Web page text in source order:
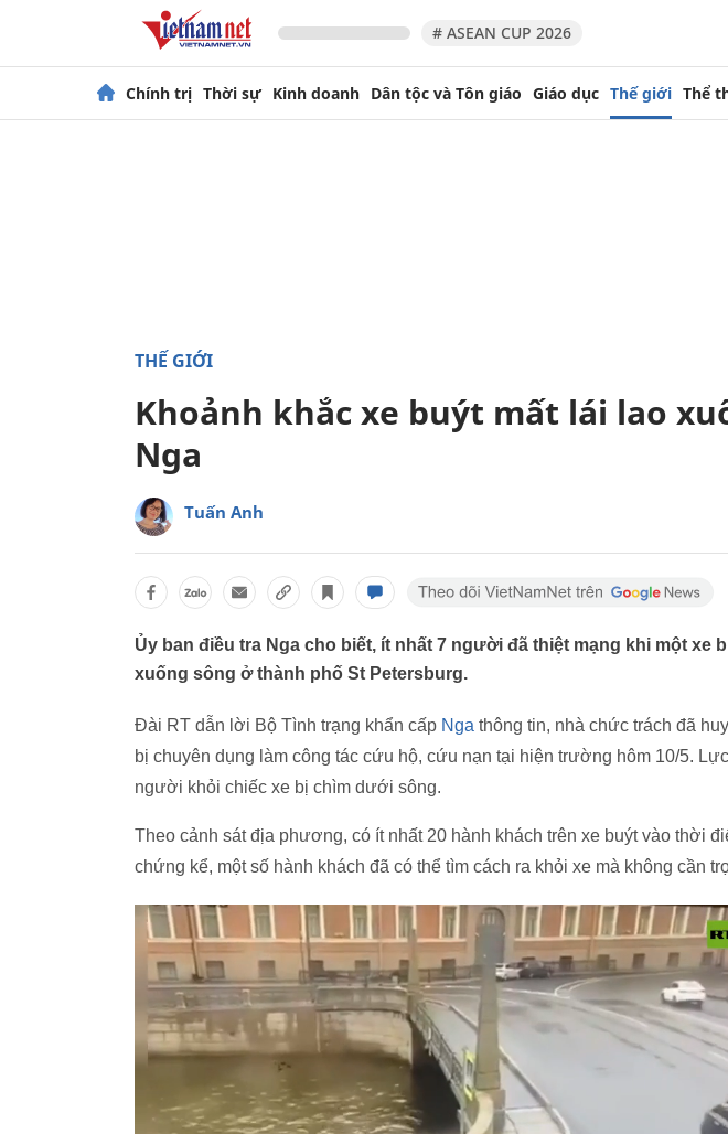
# ASEAN CUP 2026
Chính trị Thời sự Kinh doanh Dân tộc và Tôn giáo Giáo dục Thế giới Thể
THẾ GIỚI
Khoảnh khắc xe buýt mất lái lao
Nga
Tuấn Anh
Ủy ban điều tra Nga cho biết, ít nhất 7 người đã thiệt mạng khi một xe
xuống sông ở thành phố St Petersburg.
Đài RT dẫn lời Bộ Tình trạng khẩn cấp Nga thông tin, nhà chức trách đã
bị chuyên dụng làm công tác cứu hộ, cứu nạn tại hiện trường hôm 10/5.
người khỏi chiếc xe bị chìm dưới sông.
Theo cảnh sát địa phương, có ít nhất 20 hành khách trên xe buýt vào thời
chứng kể, một số hành khách đã có thể tìm cách ra khỏi xe mà không cần